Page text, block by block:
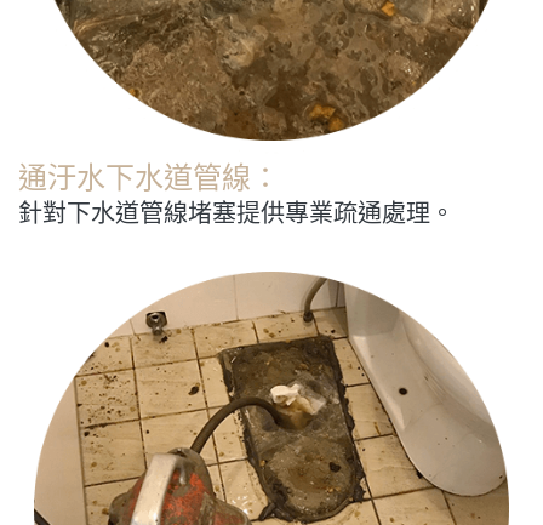
通汙水下水道管線：
針對下水道管線堵塞提供專業疏通處理。